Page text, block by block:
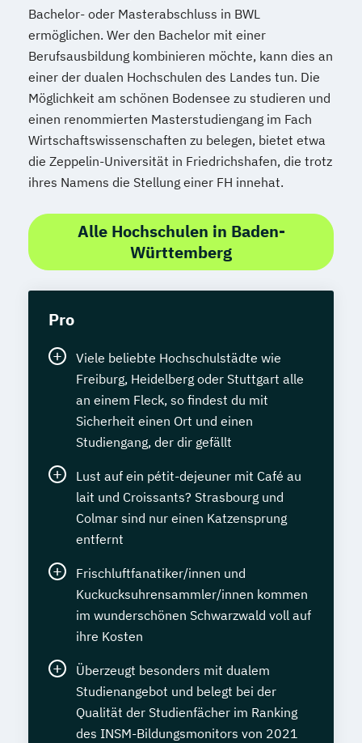
Bachelor- oder Masterabschluss in BWL
ermöglichen. Wer den Bachelor mit einer
Berufsausbildung kombinieren möchte, kann dies an
einer der dualen Hochschulen des Landes tun. Die
Möglichkeit am schönen Bodensee zu studieren und
einen renommierten Masterstudiengang im Fach
Wirtschaftswissenschaften zu belegen, bietet etwa
die Zeppelin-Universität in Friedrichshafen, die trotz
ihres Namens die Stellung einer FH innehat.
Alle Hochschulen in Baden-
Württemberg
Pro
Viele beliebte Hochschulstädte wie
Freiburg, Heidelberg oder Stuttgart alle
an einem Fleck, so findest du mit
Sicherheit einen Ort und einen
Studiengang, der dir gefällt
Lust auf ein pétit-dejeuner mit Café au
lait und Croissants? Strasbourg und
Colmar sind nur einen Katzensprung
entfernt
Frischluftfanatiker/innen und
Kuckucksuhrensammler/innen kommen
im wunderschönen Schwarzwald voll auf
ihre Kosten
Überzeugt besonders mit dualem
Studienangebot und belegt bei der
Qualität der Studienfächer im Ranking
des INSM-Bildungsmonitors von 2021